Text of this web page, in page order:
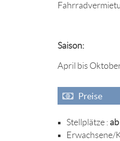
Saison:
April bis
Preise
Stellplätze :
Erwachsene/